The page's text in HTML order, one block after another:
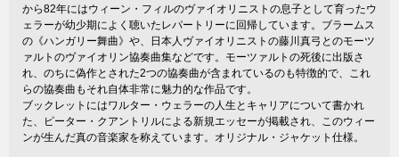
から82年にはウィーン・フィルのヴァイオリニストの息子として育ったウ
ェラーが幼少期によく聴いたレパートリーに回帰しています。ブラームス
の《ハンガリー舞曲》や、日本人ヴァイオリニストの藤川真弓とのモーツ
ァルトのヴァイオリン協奏曲集などです。モーツァルトの死後に出版さ
れ、のちに偽作とされた2つの協奏曲が含まれているのも特徴的で、これ
らの協奏曲もそれ自体非常に魅力的な作品です。
ブックレットにはワルター・ウェラーの人生とキャリアについて書かれ
た、ピーター・クアントリルによる新規エッセーが掲載され、このウィー
ンが生んだ真の音楽家を称えています。オリジナル・ジャケット仕様。